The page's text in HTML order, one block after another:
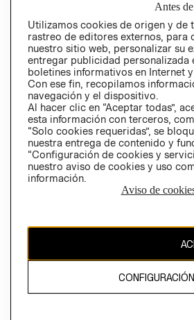
Perú (S/)
CAMBIAR REGIÓN
Antes
Utilizamos cookies de origen y de
rastreo de editores externos,
nuestro sitio web, personalizar su
entregar publicidad personalizada
boletines informativos en Internet
Con ese fin, recopilamos
navegación y el dispositivo.
Al hacer clic en “Aceptar todas”,
esta información con terceros,
“Solo cookies requeridas”, se
nuestra entrega de contenido y
“Configuración de cookies y
nuestro aviso de cookies y uso
información.
Aviso de